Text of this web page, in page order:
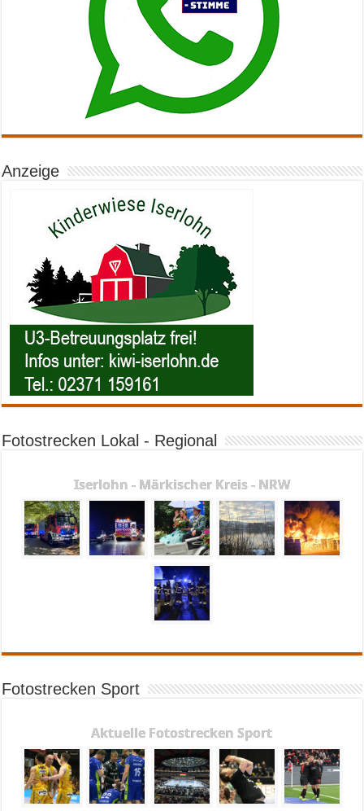
Anzeige
Fotostrecken Lokal - Regional
Iserlohn - Märkischer Kreis - NRW
Fotostrecken Sport
Aktuelle Fotostrecken Sport